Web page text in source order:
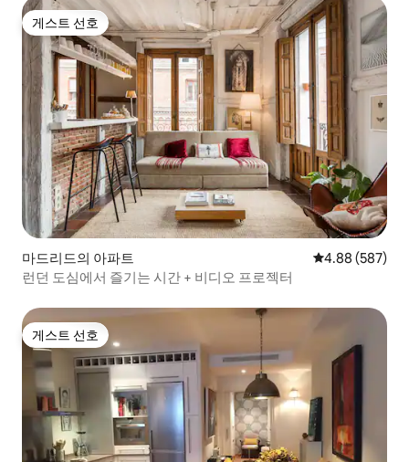
게스트 선호
게스트 선호
마드리드의 아파트 평점 4.88점(5
4.88 (587)
런던 도심에서 즐기는 시간 + 비디오 프로젝터
게스트 선호
게스트 선호